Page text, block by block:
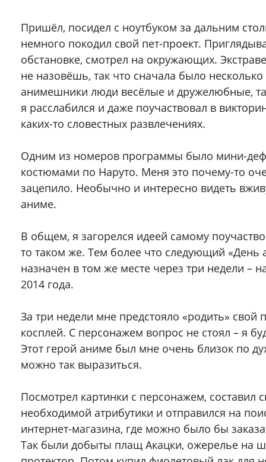
Пришёл, посидел с ноутбуком за дальним
немного покодил свой пет-проект.
обстановке, смотрел на окружающих.
не назовёшь, так что сначала было
анимешники люди весёлые и дружелюбные,
я расслабился и даже поучаствовал в
каких-то словестных развлечениях.
Одним из номеров программы было мини-
костюмами по Наруто. Меня это почему-то
зацепило. Необычно и интересно видеть
аниме.
В общем, я загорелся идеей самому
то таком же. Тем более что следующий «День
назначен в том же месте через три недели –
2014 года.
За три недели мне предстояло «родить» свой
косплей. С персонажем вопрос не стоял – я
Этот герой аниме был мне очень близок по
можно так выразиться.
Посмотрел картинки с персонажем, составил
необходимой атрибутики и отправился на
интернет-магазина, где можно было бы
Так были добыты плащ Акацки, ожерелье на